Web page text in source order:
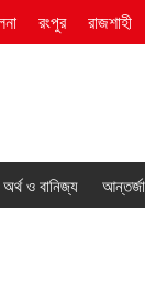
রংপুর রাজশাহী
অর্থ ও বানিজ্য